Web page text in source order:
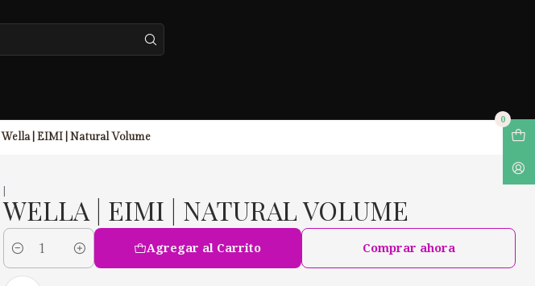
0
Wella | EIMI | Natural Volume
WELLA | EIMI | NATURAL VOLUME
Cantidad
Agregar al Carrito Comprar ahora